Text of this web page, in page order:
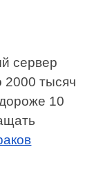
сервер
2000 тысяч
10